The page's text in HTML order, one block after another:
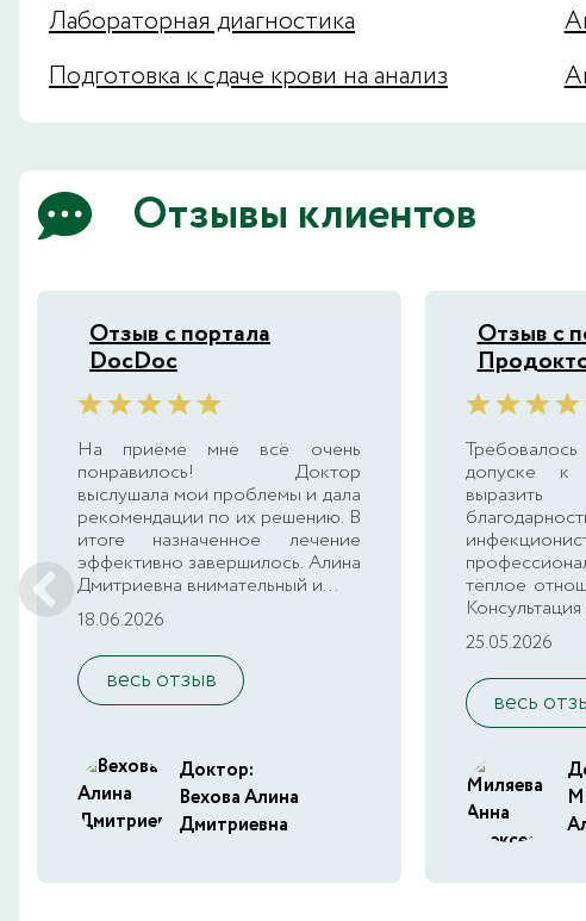
Лабораторная диагностика
Подготовка к сдаче крови на анализ
Отзывы клиентов
Отзыв с портала
DocDoc
На приёме мне всё очень
понравилось! Доктор
выслушала мои проблемы и дала
рекомендации по их решению. В
итоге назначенное лечение
эффективно завершилось. Алина
Дмитриевна внимательный и...
18.06.2026
весь отзыв
Доктор:
Вехова Алина
Дмитриевна
Отзыв с
допуске к
тёплое
25.05.2026
весь